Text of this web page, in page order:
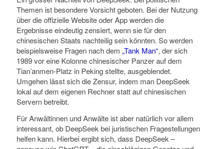
Themen ist besondere Vorsicht geboten. Bei der Nutzung
über die offizielle Website oder App werden die
Ergebnisse eindeutig zensiert, wenn sie für den
chinesischen Staats nachteilig sein könnten. So werden
beispielsweise Fragen nach dem „Tank Man“, der sich
1989 vor eine Kolonne chinesischer Panzer auf dem
Tian’anmen-Platz in Peking stellte, ausgeblendet.
Umgehen lässt sich die Zensur, indem man DeepSeek
lokal auf dem eigenen Rechner statt auf chinesischen
Servern betreibt.
Für Anwältinnen und Anwälte ist aber natürlich vor allem
interessant, ob DeepSeek bei juristischen Fragestellungen
helfen kann. Hierbei ergibt sich, dass DeepSeek –